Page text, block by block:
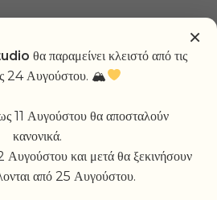
-19%
NEW
×
θα παραμείνει κλειστό από τις
24 Αυγούστου. 🏔
11 Αυγούστου θα αποσταλούν
κανονικά.
Αυγούστου και μετά θα ξεκινήσουν
από 25 Αυγούστου.